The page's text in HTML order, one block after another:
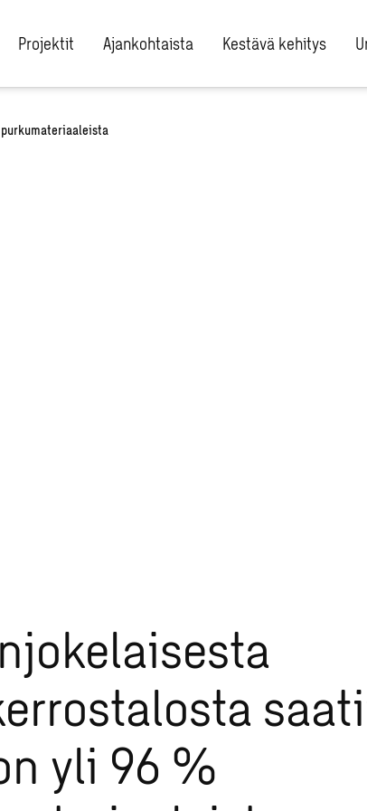
Projektit Ajankohtaista Kestävä kehitys
yli 96 %